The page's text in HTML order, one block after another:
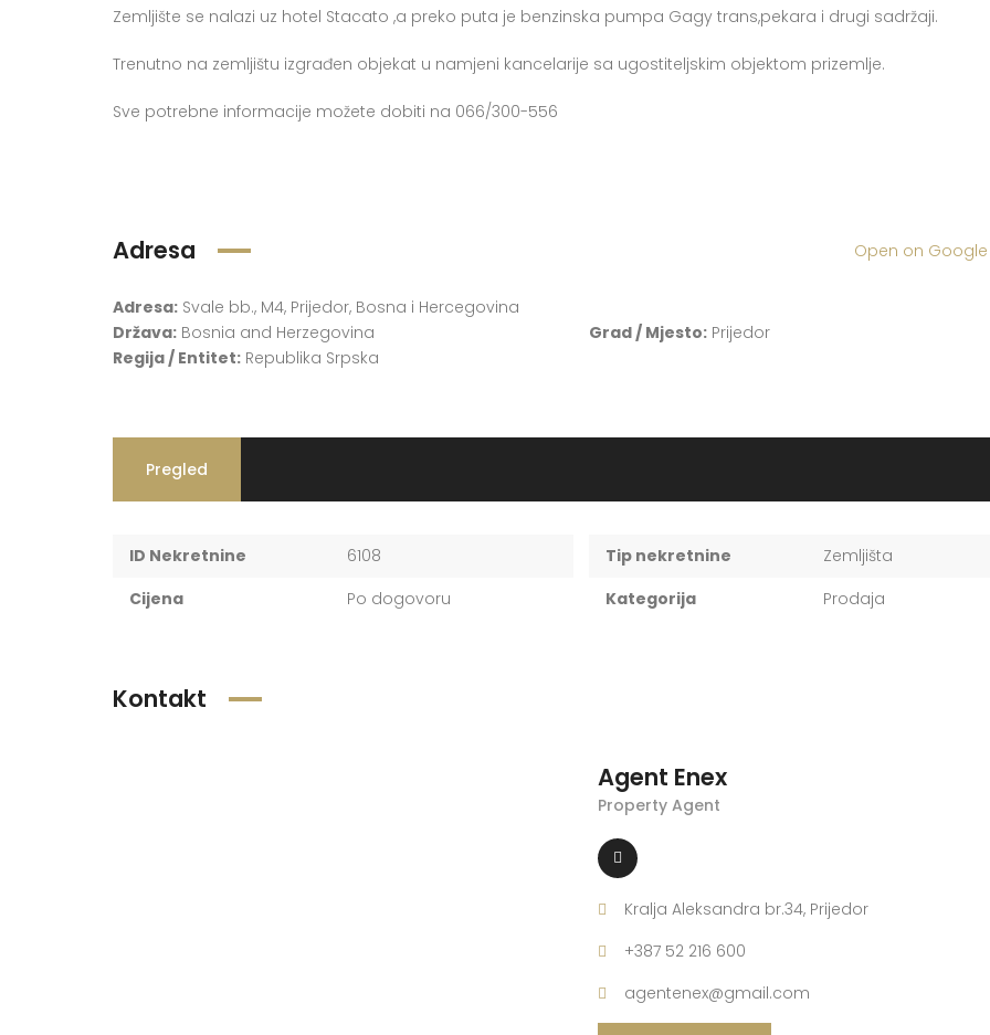
Zemljište se nalazi uz hotel Stacato ,a preko puta je benzinska pumpa Gagy trans,pekara i drugi sadržaji.
Trenutno na zemljištu izgrađen objekat u namjeni kancelarije sa ugostiteljskim objektom prizemlje.
Sve potrebne informacije možete dobiti na 066/300-556
Adresa
Adresa: Svale bb., M4, Prijedor, Bosna i Hercegovina
Država: Bosnia and Herzegovina
Regija / Entitet: Republika Srpska
Grad / Mjesto: Prijedor
Open on
Pregled
ID Nekretnine
6108
Cijena
Po dogovoru
Tip nekretnine
Zemljišta
Kategorija
Prodaja
Kontakt
Agent Enex
Property Agent
Kralja Aleksandra br.34, Prijedor
+387 52 216 600
agentenex@gmail.com